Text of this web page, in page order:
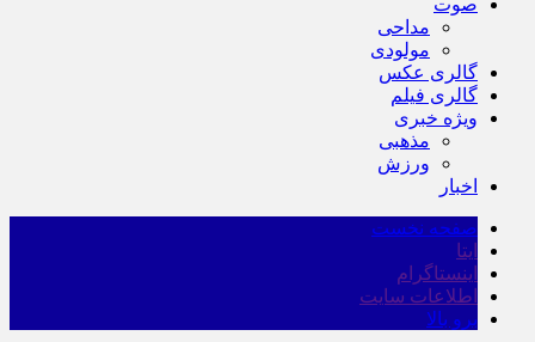
صوت
مداحی
مولودی
گالری عکس
گالری فیلم
ویژه خبری
مذهبی
ورزش
اخبار
صفحه نخست
ایتا
اینستاگرام
اطلاعات سایت
برو بالا